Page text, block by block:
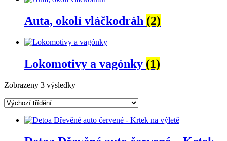
Auta, okolí vláčkodráh (2)
Lokomotivy a vagónky (1)
Zobrazeny 3 výsledky